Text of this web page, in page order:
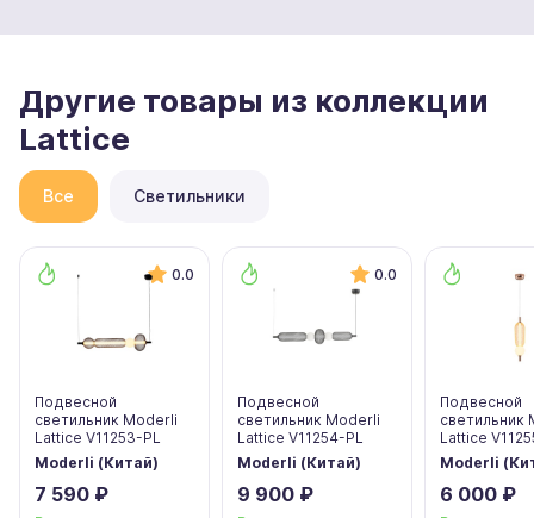
Другие товары из коллекции
Lattice
Все Светильники
0.0
Подвесной
светильник Moderli
Lattice V11253-PL
Moderli (Китай)
7 590 ₽
0.0
Подвесной
светильник Moderli
Lattice V11254-PL
Moderli (Китай)
9 900 ₽
Подвесной
светильник
Lattice
Moderli
6 000 ₽